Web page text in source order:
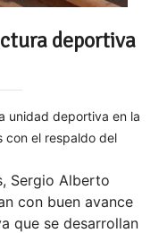
deportiva
unidad deportiva en la
con el respaldo del
Sergio Alberto
con buen avance
que se desarrollan